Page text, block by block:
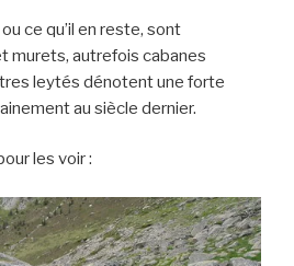
ce qu’il en reste, sont
murets, autrefois cabanes
leytés dénotent une forte
au siècle dernier.
les voir :